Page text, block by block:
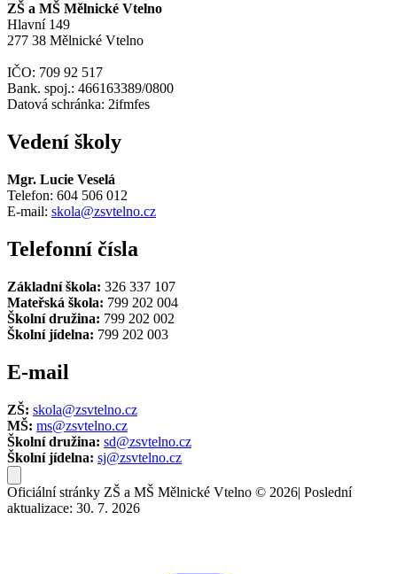
ZŠ a MŠ Mělnické Vtelno
Hlavní 149
277 38 Mělnické Vtelno
IČO: 709 92 517
Bank. spoj.: 466163389/0800
Datová schránka: 2ifmfes
Vedení školy
Mgr. Lucie Veselá
Telefon: 604 506 012
E-mail: skola@zsvtelno.cz
Telefonní čísla
Základní škola: 326 337 107
Mateřská škola: 799 202 004
Školní družina: 799 202 002
Školní jídelna: 799 202 003
E-mail
ZŠ: skola@zsvtelno.cz
MŠ: ms@zsvtelno.cz
Školní družina: sd@zsvtelno.cz
Školní jídelna: sj@zsvtelno.cz
Oficiální stránky ZŠ a MŠ Mělnické Vtelno © 2026| Poslední
aktualizace: 30. 7. 2026